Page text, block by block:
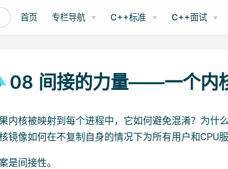
首页 专栏导航 C++标准 C++面试
08 间接的力量——一个内
内核被映射到每个进程中，它如何避免混淆？为什
镜像如何在不复制自身的情况下为所有用户和CPU服
是间接性。